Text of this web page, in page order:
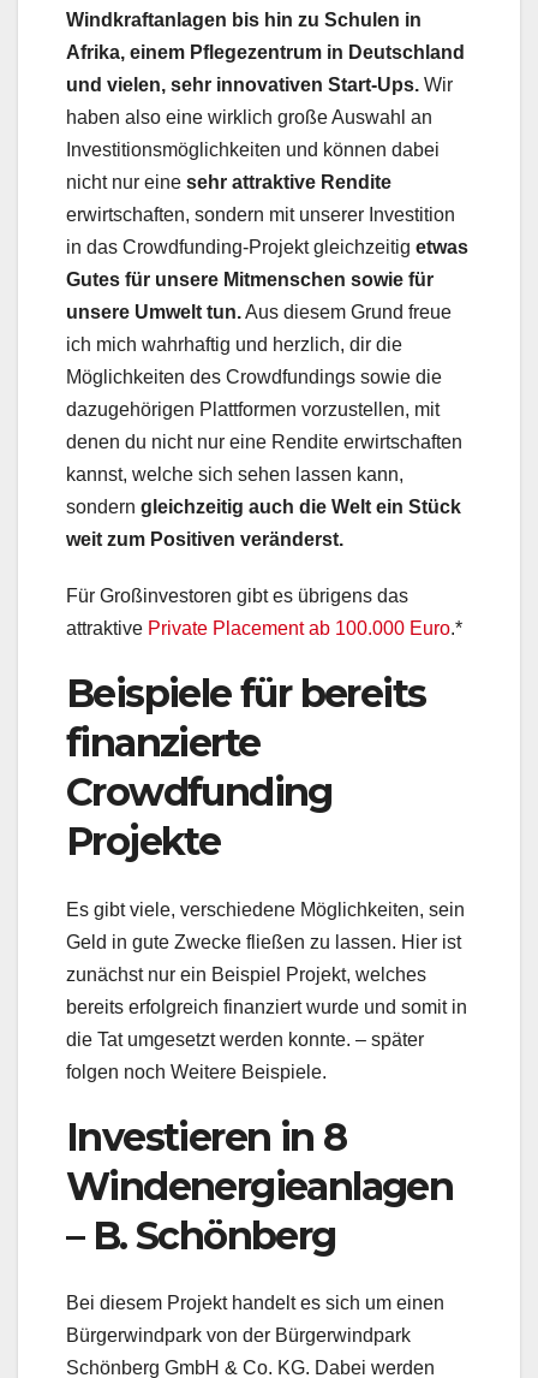
Windkraftanlagen bis hin zu Schulen in
Afrika, einem Pflegezentrum in Deutschland
und vielen, sehr innovativen Start-Ups. Wir
haben also eine wirklich große Auswahl an
Investitionsmöglichkeiten und können dabei
nicht nur eine sehr attraktive Rendite
erwirtschaften, sondern mit unserer Investition
in das Crowdfunding-Projekt gleichzeitig etwas
Gutes für unsere Mitmenschen sowie für
unsere Umwelt tun.Aus diesem Grund freue
ich mich wahrhaftig und herzlich, dir die
Möglichkeiten des Crowdfundings sowie die
dazugehörigen Plattformen vorzustellen, mit
denen du nicht nur eine Rendite erwirtschaften
kannst, welche sich sehen lassen kann,
sondern gleichzeitig auch die Welt ein Stück
weit zum Positiven veränderst.
Für Großinvestoren gibt es übrigens das
attraktive Private Placement ab 100.000 Euro.*
Beispiele für bereits
finanzierte
Crowdfunding
Projekte
Es gibt viele, verschiedene Möglichkeiten, sein
Geld in gute Zwecke fließen zu lassen. Hier ist
zunächst nur ein Beispiel Projekt, welches
bereits erfolgreich finanziert wurde und somit in
die Tat umgesetzt werden konnte. – später
folgen noch Weitere Beispiele.
Investieren in 8
Windenergieanlagen
– B. Schönberg
Bei diesem Projekt handelt es sich um einen
Bürgerwindpark von der Bürgerwindpark
Schönberg GmbH & Co. KG. Dabei werden